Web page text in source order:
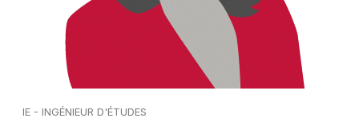
IE - INGÉNIEUR D'ÉTUDES